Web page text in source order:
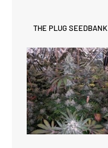
THE PLUG SEEDBANK